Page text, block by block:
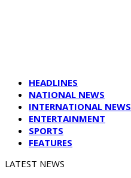
HEADLINES
NATIONAL NEWS
INTERNATIONAL NEWS
ENTERTAINMENT
SPORTS
FEATURES
LATEST NEWS